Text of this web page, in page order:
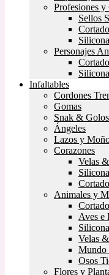
Profesiones
Sellos
Personajes
Infaltables
Cordones
Gomas
Snak &
Ángeles
Lazos y
Corazones
Velas
Animales y
Aves e
Velas
Mundo
Osos
Flores y